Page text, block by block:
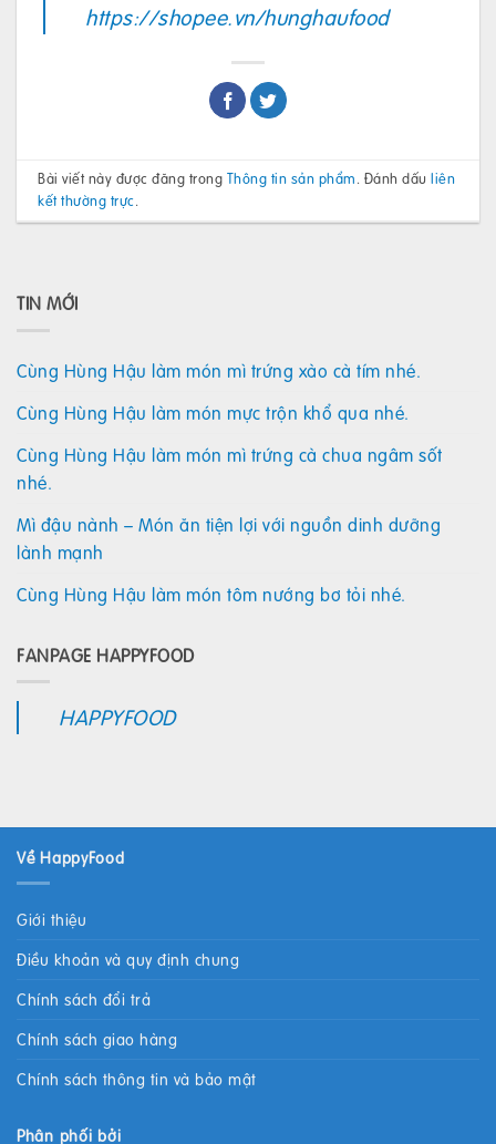
https://shopee.vn/hunghaufood
Bài viết này được đăng trong Thông tin sản phẩm. Đánh dấuliên
kết thường trực.
TIN MỚI
Cùng Hùng Hậu làm món mì trứng xào cà tím nhé.
Cùng Hùng Hậu làm món mực trộn khổ qua nhé.
Cùng Hùng Hậu làm món mì trứng cà chua ngâm sốt
nhé.
Mì đậu nành – Món ăn tiện lợi với nguồn dinh dưỡng
lành mạnh
Cùng Hùng Hậu làm món tôm nướng bơ tỏi nhé.
FANPAGE HAPPYFOOD
HAPPYFOOD
Về HappyFood
Giới thiệu
Điều khoản và quy định chung
Chính sách đổi trả
Chính sách giao hàng
Chính sách thông tin và bảo mật
Phân phối bởi